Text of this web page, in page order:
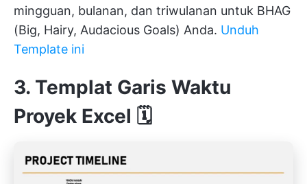
mingguan, bulanan, dan triwulanan untuk BHAG
(Big, Hairy, Audacious Goals) Anda. Unduh
Template ini
3. Templat Garis Waktu
Proyek Excel 🗓️